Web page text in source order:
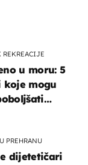
u moru: 5
koje mogu
PREHRANU
dijetetičari